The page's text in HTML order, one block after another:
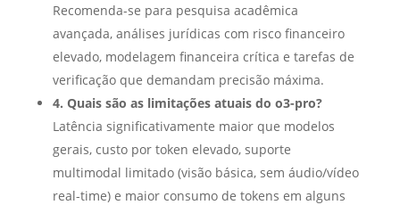
Recomenda-se para pesquisa acadêmica
avançada, análises jurídicas com risco financeiro
elevado, modelagem financeira crítica e tarefas de
verificação que demandam precisão máxima.
4. Quais são as limitações atuais do o3-pro?
Latência significativamente maior que modelos
gerais, custo por token elevado, suporte
multimodal limitado (visão básica, sem áudio/vídeo
real-time) e maior consumo de tokens em alguns